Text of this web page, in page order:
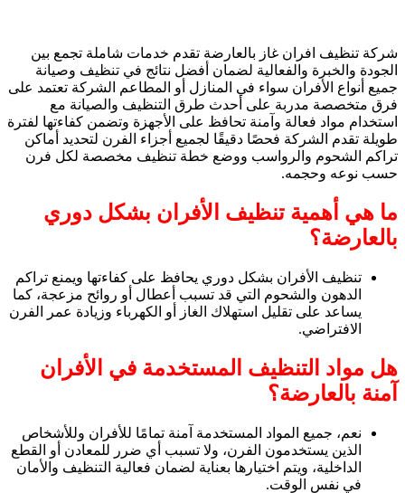
شركة تنظيف افران غاز بالعارضة تقدم خدمات شاملة تجمع بين
الجودة والخبرة والفعالية لضمان أفضل نتائج في تنظيف وصيانة
جميع أنواع الأفران سواء في المنازل أو المطاعم الشركة تعتمد على
فرق متخصصة مدربة على أحدث طرق التنظيف والصيانة مع
استخدام مواد فعالة وآمنة تحافظ على الأجهزة وتضمن كفاءتها لفترة
طويلة تقدم الشركة فحصًا دقيقًا لجميع أجزاء الفرن لتحديد أماكن
تراكم الشحوم والرواسب ووضع خطة تنظيف مخصصة لكل فرن
حسب نوعه وحجمه.
ما هي أهمية تنظيف الأفران بشكل دوري
بالعارضة؟
تنظيف الأفران بشكل دوري يحافظ على كفاءتها ويمنع تراكم
الدهون والشحوم التي قد تسبب أعطال أو روائح مزعجة، كما
يساعد على تقليل استهلاك الغاز أو الكهرباء وزيادة عمر الفرن
الافتراضي.
هل مواد التنظيف المستخدمة في الأفران
آمنة بالعارضة؟
نعم، جميع المواد المستخدمة آمنة تمامًا للأفران وللأشخاص
الذين يستخدمون الفرن، ولا تسبب أي ضرر للمعادن أو القطع
الداخلية، ويتم اختيارها بعناية لضمان فعالية التنظيف والأمان
في نفس الوقت.